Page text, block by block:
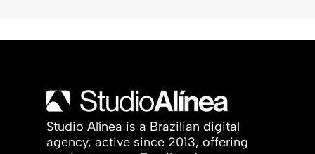
Studio Alínea is a Brazilian digital
agency, active since 2013, offering